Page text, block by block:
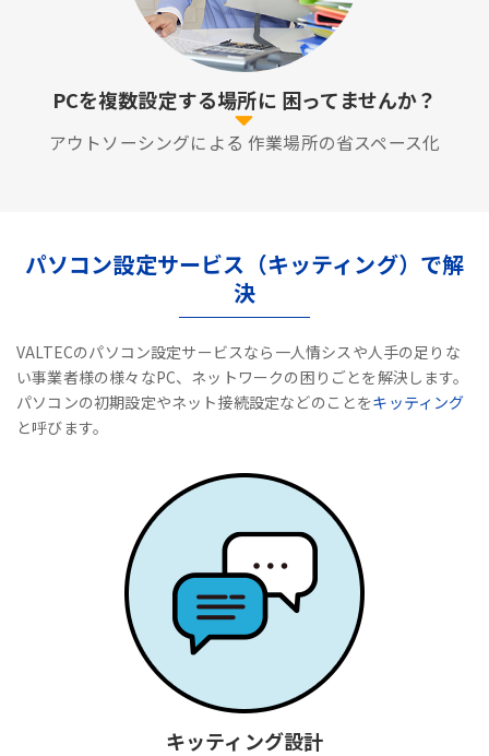
PCを複数設定する場所に 困ってませんか？
アウトソーシングによる 作業場所の省スペース化
パソコン設定サービス（キッティング）で解
決
VALTECのパソコン設定サービスなら一人情シスや人手の足りな
い事業者様の様々なPC、ネットワークの困りごとを解決します。
パソコンの初期設定やネット接続設定などのことをキッティング
と呼びます。
キッティング設計